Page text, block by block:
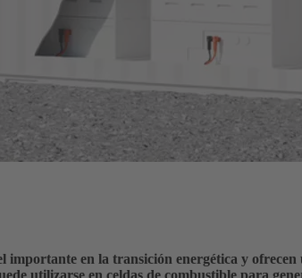
importante en la transición energética y
utilizarse en celdas de combustible para